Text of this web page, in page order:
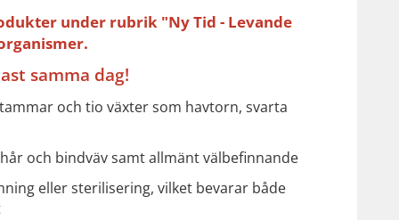
under rubrik "Ny Tid - Levande
samma dag!
och tio växter som havtorn, svarta
och bindväv samt allmänt välbefinnande
eller sterilisering, vilket bevarar både